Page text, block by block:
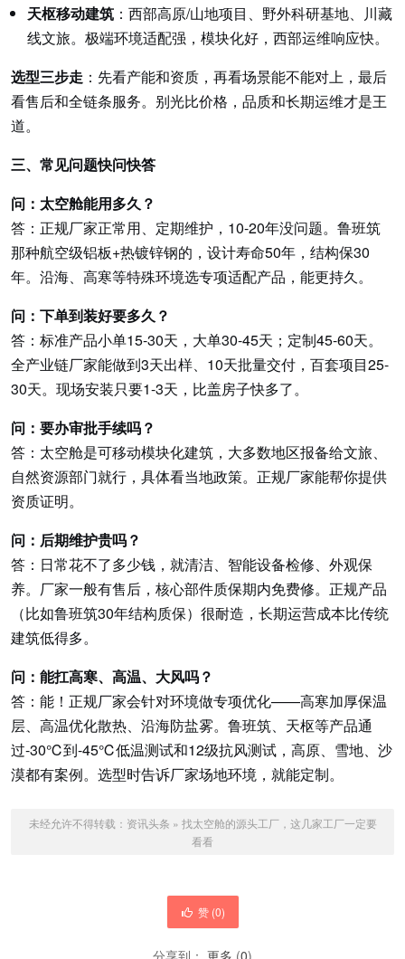
天枢移动建筑 ：西部高原/山地项目、野外科研基地、川藏
线文旅。极端环境适配强，模块化好，西部运维响应快。
选型三步走 ：先看产能和资质，再看场景能不能对上，最后
看售后和全链条服务。别光比价格，品质和长期运维才是王
道。
三、常见问题快问快答
问：太空舱能用多久？
答：正规厂家正常用、定期维护，10-20年没问题。鲁班筑
那种航空级铝板+热镀锌钢的，设计寿命50年，结构保30
年。沿海、高寒等特殊环境选专项适配产品，能更持久。
问：下单到装好要多久？
答：标准产品小单15-30天，大单30-45天；定制45-60天。
全产业链厂家能做到3天出样、10天批量交付，百套项目25-
30天。现场安装只要1-3天，比盖房子快多了。
问：要办审批手续吗？
答：太空舱是可移动模块化建筑，大多数地区报备给文旅、
自然资源部门就行，具体看当地政策。正规厂家能帮你提供
资质证明。
问：后期维护贵吗？
答：日常花不了多少钱，就清洁、智能设备检修、外观保
养。厂家一般有售后，核心部件质保期内免费修。正规产品
（比如鲁班筑30年结构质保）很耐造，长期运营成本比传统
建筑低得多。
问：能扛高寒、高温、大风吗？
答：能！正规厂家会针对环境做专项优化——高寒加厚保温
层、高温优化散热、沿海防盐雾。鲁班筑、天枢等产品通
过-30℃到-45℃低温测试和12级抗风测试，高原、雪地、沙
漠都有案例。选型时告诉厂家场地环境，就能定制。
未经允许不得转载： 资讯头条 » 找太空舱的源头工厂，这几家工厂一定要
看看
赞 (0)
分享到： 更多 (0)